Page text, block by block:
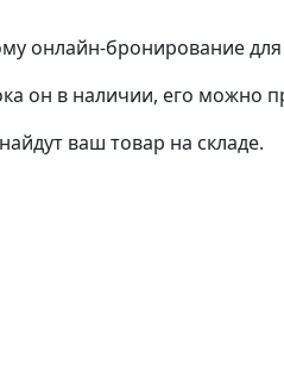
онлайн-бронирование
он в наличии, его можно
ваш товар на складе.